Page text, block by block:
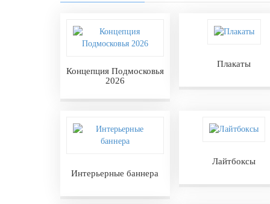
день
27 марта, День театра
1 апреля, День смеха
День геолога (первое воскресенье
12 апреля, День космонавтики
Концепция Подмосковья
2026
Плакаты
Интерьерные баннера
Лайтбоксы